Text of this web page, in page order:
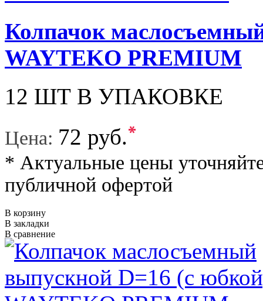
Колпачок
WAYTEKO PREMIUM
12 ШТ В УПАКОВКЕ
Цена: 72 руб.*
* Актуальные цены
публичной офертой
В корзину
В закладки
В сравнение